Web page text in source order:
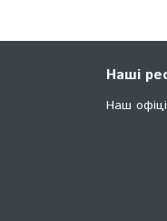
Наші
Наш